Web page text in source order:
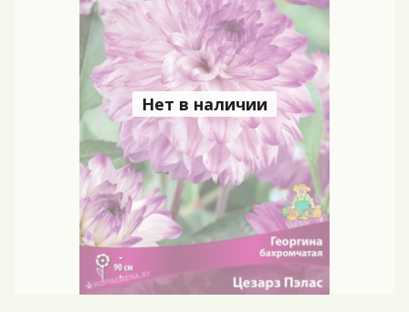
Нет в наличии